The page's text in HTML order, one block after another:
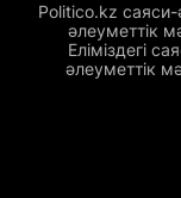
Politico.kz саяси-
әлеуметтік
Еліміздегі
әлеуметтік